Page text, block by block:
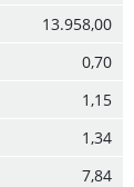
13.958,00
0,70
1,15
1,34
7,84